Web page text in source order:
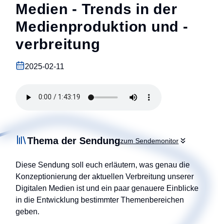
Medien - Trends in der
Medienproduktion und -
verbreitung
2025-02-11
Thema der Sendungzum Sendemonitor
Diese Sendung soll euch erläutern, was genau die
Konzeptionierung der aktuellen Verbreitung unserer
Digitalen Medien ist und ein paar genauere Einblicke
in die Entwicklung bestimmter Themenbereichen
geben.